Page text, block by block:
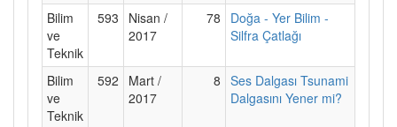
Bilim
ve
Teknik
593
Nisan /
2017
78
Doğa - Yer Bilim -
Silfra Çatlağı
Bilim
ve
Teknik
592
Mart /
2017
8 Ses Dalgası Tsunami
Dalgasını Yener mi?